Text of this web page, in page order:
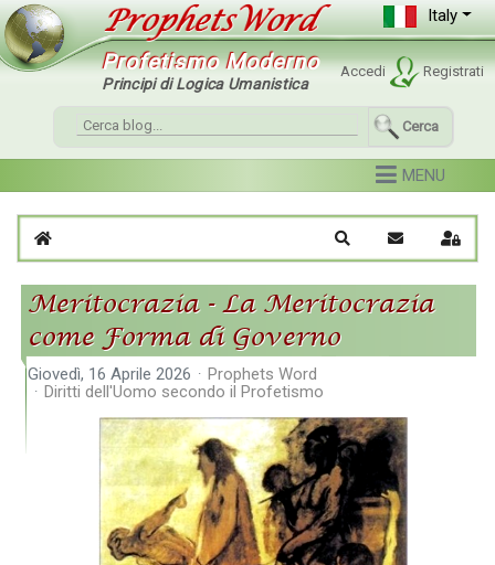
Italy
Profetismo Moderno
Principi di Logica Umanistica
Cerca
Home Cerca Iscriviti alSign
Meritocrazia - La Meritocrazia
come Forma di Governo
Giovedì, 16 Aprile 2026
Prophets Word
Diritti dell'Uomo secondo il Profetismo
Accedi Registrati